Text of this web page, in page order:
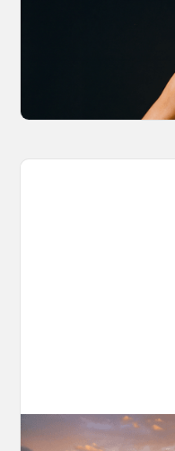
The Nano
Brian from Litany
breakdown of what
can actually do,
AI World